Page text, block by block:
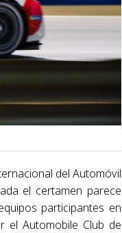
del Automóvil
el certamen parece
participantes en
el Automobile Club de